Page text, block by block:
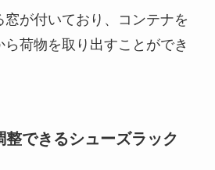
が付いており、コンテナを
荷物を取り出すことができ
できるシューズラック